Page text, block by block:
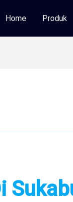
Home Produk